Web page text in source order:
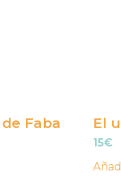
Faba El
15€